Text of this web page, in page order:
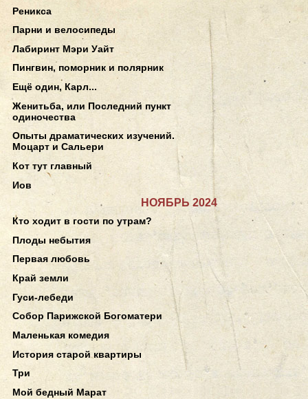
Реникса
Парни и велосипеды
Лабиринт Мэри Уайт
Пингвин, поморник и полярник
Ещё один, Карл...
Женитьба, или Последний пункт
одиночества
Опыты драматических изучений.
Моцарт и Сальери
Кот тут главный
Иов
НОЯБРЬ 2024
Кто ходит в гости по утрам?
Плоды небытия
Первая любовь
Край земли
Гуси-лебеди
Собор Парижской Богоматери
Маленькая комедия
История старой квартиры
Три
Мой бедный Марат